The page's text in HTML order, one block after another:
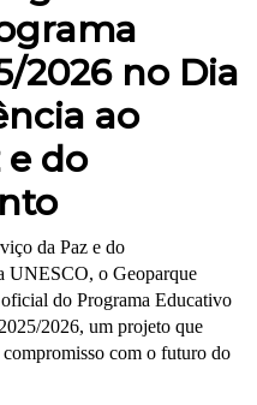
2026 no Dia
ao
e do
da Paz e do
UNESCO, o Geoparque
do Programa Educativo
2026, um projeto que
com o futuro do